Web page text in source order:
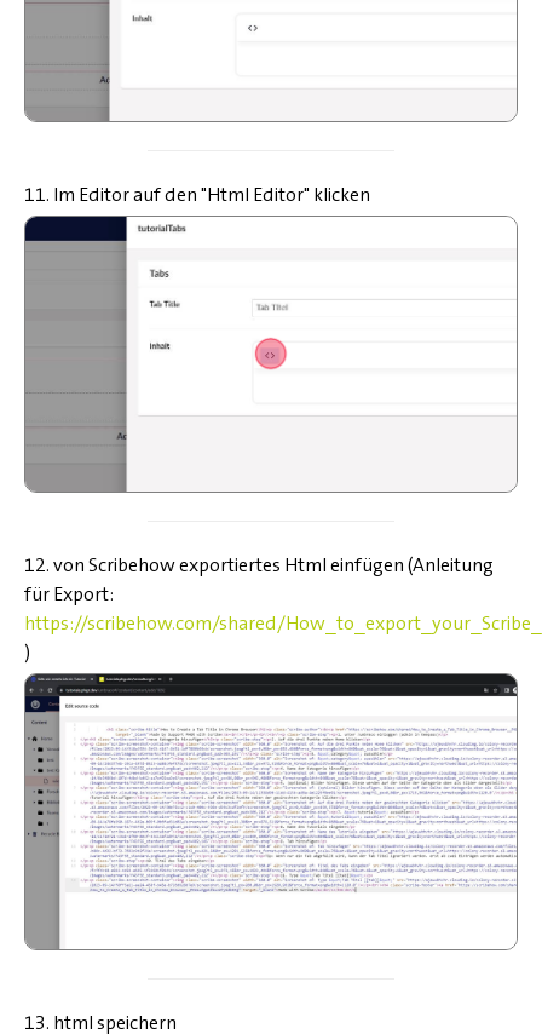
11. Im Editor auf den "Html Editor" klicken
12. von Scribehow exportiertes Html einfügen (Anleitung
für Export:
https://scribehow.com/shared/
)
13. html speichern